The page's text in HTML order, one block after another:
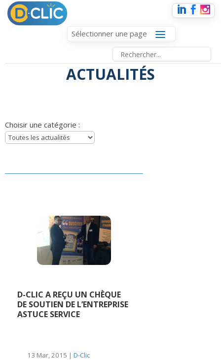
Sélectionner une page
ACTUALITÉS
Choisir une catégorie :
D-CLIC A REÇU UN CHÈQUE
DE SOUTIEN DE L’ENTREPRISE
ASTUCE SERVICE
13 Mar, 2015 | D-Clic